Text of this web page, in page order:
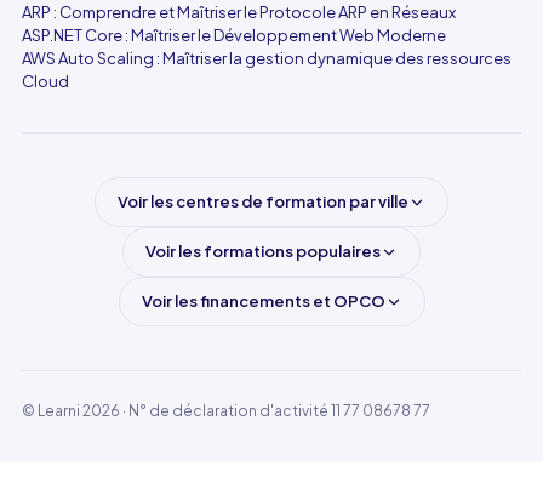
ARP : Comprendre et Maîtriser le Protocole ARP en Réseaux
ASP.NET Core : Maîtriser le Développement Web Moderne
AWS Auto Scaling : Maîtriser la gestion dynamique des ressources
Cloud
Voir les centres de formation par ville
Voir les formations populaires
Voir les financements et OPCO
© Learni 2026 · N° de déclaration d'activité 11 77 08678 77